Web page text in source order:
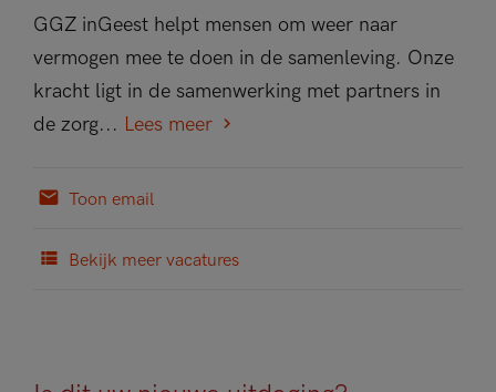
GGZ inGeest helpt mensen om weer naar
vermogen mee te doen in de samenleving. Onze
kracht ligt in de samenwerking met partners in
de zorg... Lees meer
Toon email
Bekijk meer vacatures